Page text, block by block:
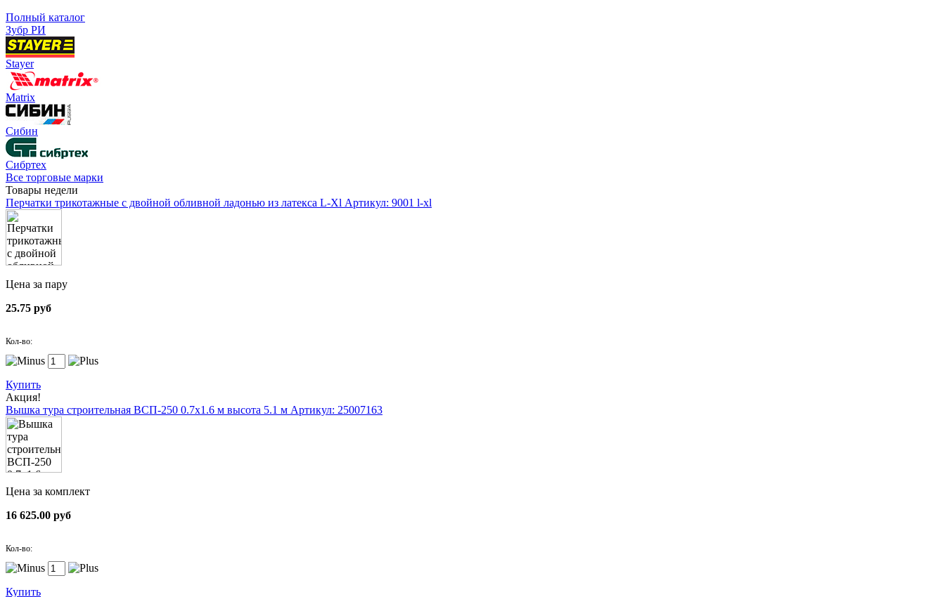
Полный каталог
Зубр РИ
Stayer
Matrix
Сибин
Сибртех
Все торговые марки
Товары недели
Перчатки трикотажные с двойной обливной ладонью из латекса L-Xl Артикул: 9001 l-xl
Цена за пару
25.75 руб
Кол-во:
Купить
Акция!
Вышка тура строительная ВСП-250 0.7х1.6 м высота 5.1 м Артикул: 25007163
Цена за комплект
16 625.00 руб
Кол-во:
Купить